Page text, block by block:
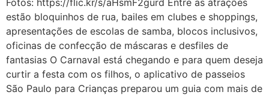
Fotos: https://flic.kr/s/aHsmF2gurd Entre as atrações
estão bloquinhos de rua, bailes em clubes e shoppings,
apresentações de escolas de samba, blocos inclusivos,
oficinas de confecção de máscaras e desfiles de
fantasias O Carnaval está chegando e para quem deseja
curtir a festa com os filhos, o aplicativo de passeios
São Paulo para Crianças preparou um guia com mais de